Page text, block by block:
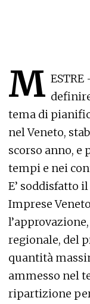
M
tema di
nel Veneto,
scorso anno,
tempi e nei
E’ soddisfatto
Imprese
regionale, del
quantità
ammesso nel
ripartizione